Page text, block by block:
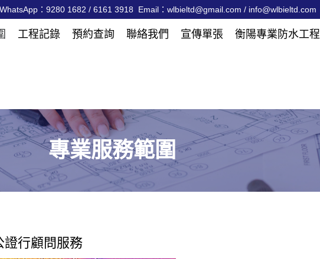
：9280 1682 / 6161 3918 Email：wlbieltd@gmail.com / info@wlbieltd.com
工程記錄 預約查詢 聯絡我們 宣傳單張 衡陽專業防水工程
專業服務範圍
證行顧問服務